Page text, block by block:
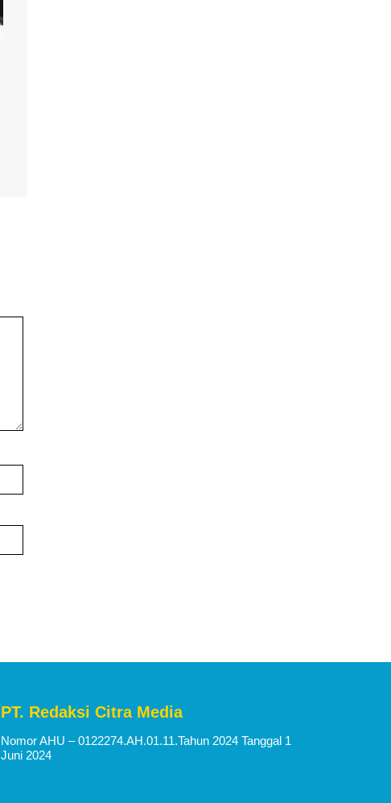
PT. Redaksi Citra Media
Nomor AHU – 0122274.AH.01.11.Tahun 2024 Tanggal 1
Juni 2024